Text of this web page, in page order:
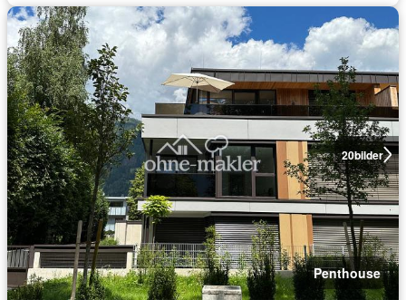
20bilder
Penthouse